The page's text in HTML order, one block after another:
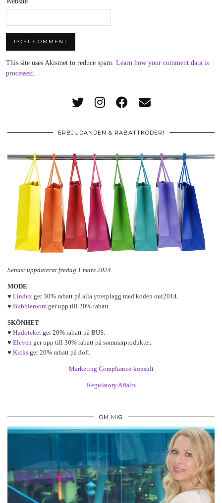
This site uses Akismet to reduce spam. Learn how your comment data is
processed.
ERBJUDANDEN & RABATTKODER!
Senast uppdaterat fredag 1 mars 2024.
MODE
♥ Lindex ger 30% rabatt på alla ytterplagg med koden out2014.
♥ Bubbleroom ger upp till 20% rabatt.
SKÖNHET
♥ Hudoteket ger 20% rabatt på BUS.
♥ Eleven ger upp till 30% rabatt på sommarprodukter.
♥ Kicks ger 20% rabatt på doft.
Marketing Compliance-konsult
Regulatory Affairs
OM MIG